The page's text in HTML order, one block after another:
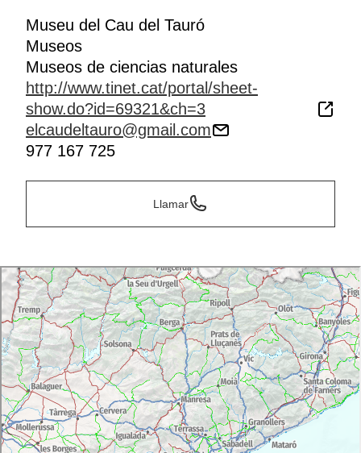
Museu del Cau del Tauró
Museos
Museos de ciencias naturales
http://www.tinet.cat/portal/sheet-
show.do?id=69321&ch=3
elcaudeltauro@gmail.com
977 167 725
Llamar